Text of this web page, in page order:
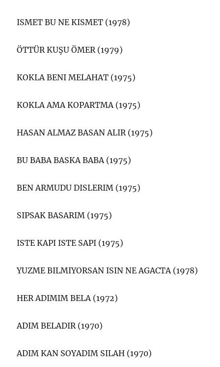
ISMET BU NE KISMET (1978)
ÖTTÜR KUŞU ÖMER (1979)
KOKLA BENI MELAHAT (1975)
KOKLA AMA KOPARTMA (1975)
HASAN ALMAZ BASAN ALIR (1975)
BU BABA BASKA BABA (1975)
BEN ARMUDU DISLERIM (1975)
SIPSAK BASARIM (1975)
ISTE KAPI ISTE SAPI (1975)
YUZME BILMIYORSAN ISIN NE AGACTA (1978)
HER ADIMIM BELA (1972)
ADIM BELADIR (1970)
ADIM KAN SOYADIM SILAH (1970)